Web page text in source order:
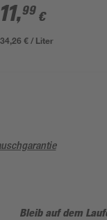
glänzend 350 ml
11,99 €
34,26 € / Liter
Bleib auf dem